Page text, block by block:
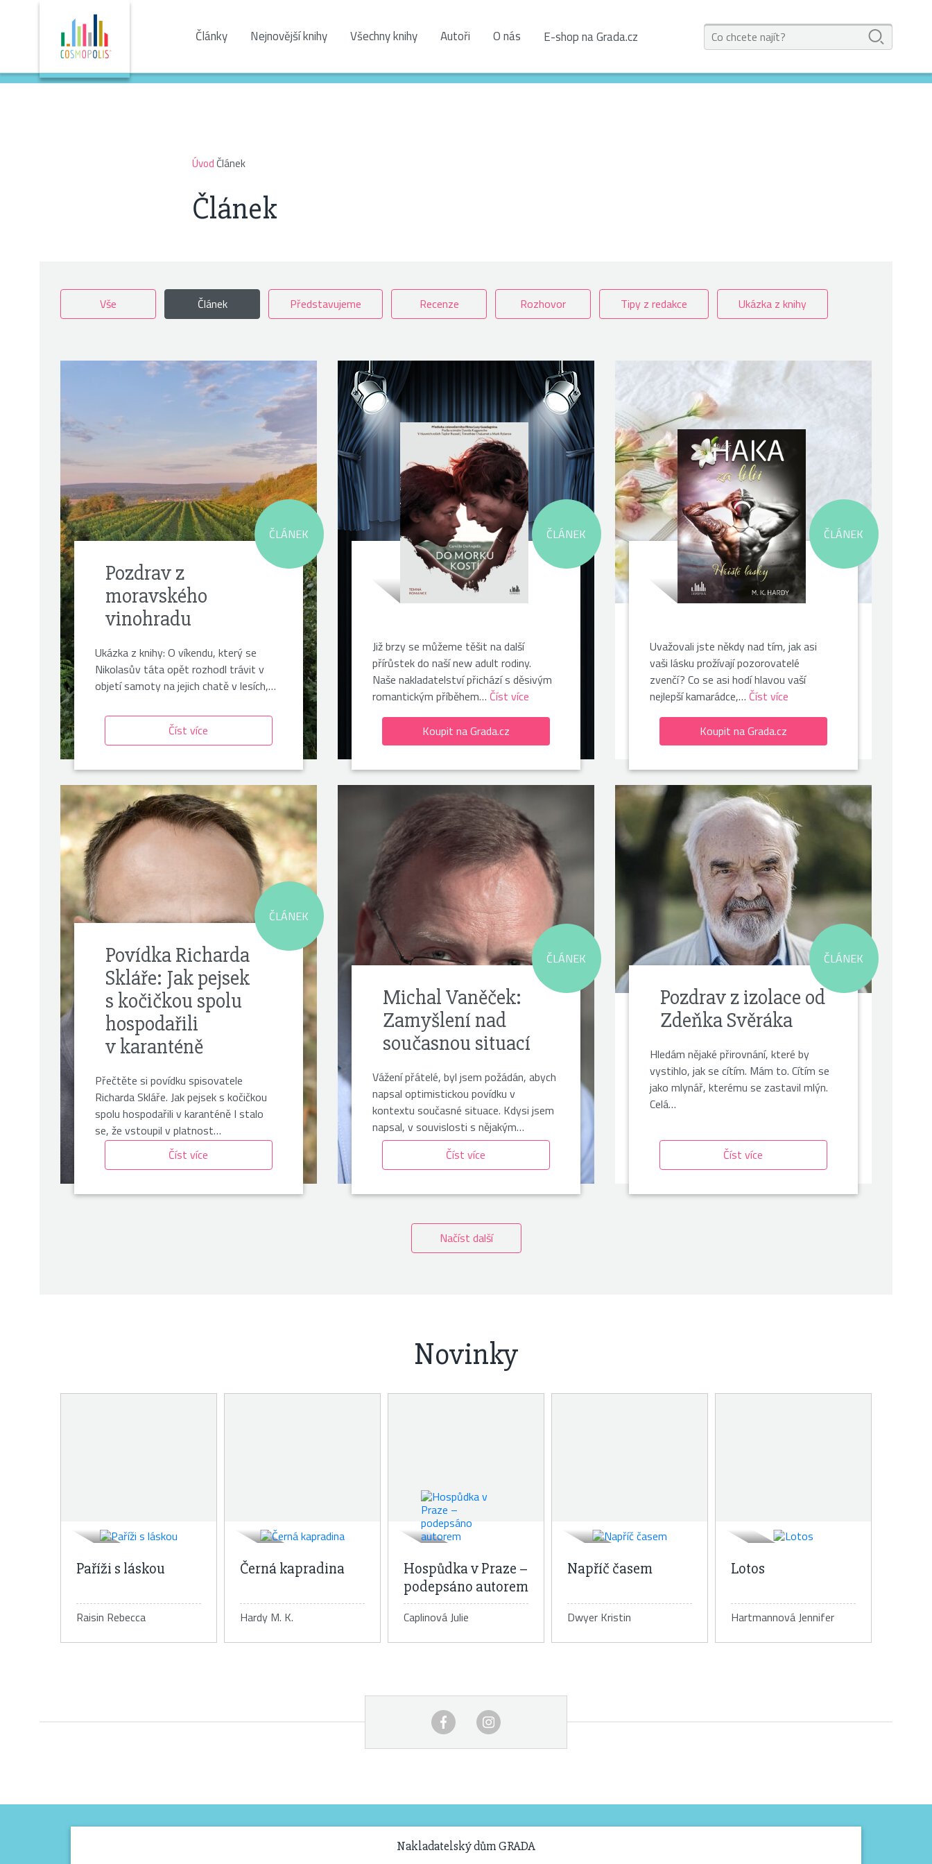
Články Nejnovější knihy Všechny knihy Autoři O nás E-shop na Grada.cz
Úvod Článek
Článek
Vše Článek Předsta­vujeme Recenze Rozhovor Tipy z redakce Ukázka z knihy
Pozdrav z
moravského
vinohradu
Ukázka z knihy: O víkendu, který se
Nikolasův táta opět rozhodl trávit v
objetí samoty na jejich chatě v lesích,…
Číst více
ČLÁNEK
Již brzy se můžeme těšit na další
přírůstek do naší new adult rodiny.
Naše nakladatelství přichází s děsivým
romantickým příběhem… Číst více
Koupit na Grada.cz
ČLÁNEK
Uvažovali jste někdy nad tím, jak asi
vaši lásku prožívají pozorovatelé
zvenčí? Co se asi hodí hlavou vaší
nejlepší kamarádce,… Číst více
Koupit na Grada.cz
ČLÁNEK
Povídka Richarda
Skláře: Jak pejsek
s kočičkou spolu
hospodařili
v karanténě
Přečtěte si povídku spisovatele
Richarda Skláře. Jak pejsek s kočičkou
spolu hospodařili v karanténě I stalo
se, že vstoupil v platnost…
Číst více
ČLÁNEK
Michal Vaněček:
Zamyšlení nad
současnou situací
Vážení přátelé, byl jsem požádán, abych
napsal optimistickou povídku v
kontextu současné situace. Kdysi jsem
napsal, v souvislosti s nějakým…
Číst více
ČLÁNEK
Pozdrav z izolace od
Zdeňka Svěráka
Hledám nějaké přirovnání, které by
vystihlo, jak se cítím. Mám to. Cítím se
jako mlynář, kterému se zastavil mlýn.
Celá…
Číst více
ČLÁNEK
Načíst další
Novinky
Paříži s láskou
Raisin Rebecca
Detail knihy
Černá kapradina
Hardy M. K.Detail knihy
Hospůdka v Praze –
podepsáno autorem
Caplinová JulieDetail knihy
Napříč časem
Dwyer KristinDetail knihy
Lotos
Hartmannová Jennifer
Detail knihy
Nakladatelský dům GRADA